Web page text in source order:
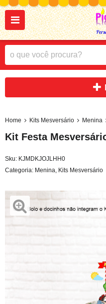
Home Kits Mesversário Menina
Kit Festa
Sku: KJMDKJOJLHH0
Categoria: Menina Kits Mesversário